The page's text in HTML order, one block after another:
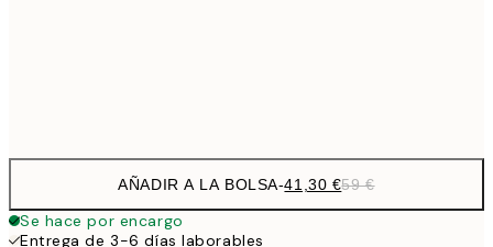
AÑADIR A LA BOLSA-41,30 €59 €
Se hace por encargo
Entrega de 3-6 días laborables